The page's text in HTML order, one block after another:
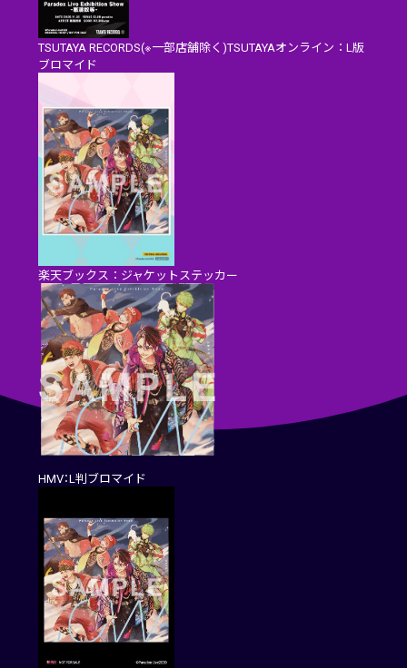
TSUTAYA RECORDS(※一部店舗除く)TSUTAYAオンライン：L版
ブロマイド
楽天ブックス：ジャケットステッカー
HMV：L判ブロマイド